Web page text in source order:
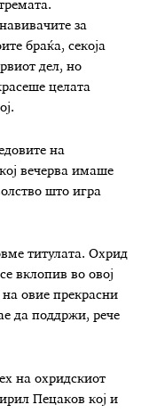
за
браќа, секоја
дел, но
целата
на
вечерва имаше
што игра
титулата. Охрид
вклопив во овој
овие прекрасни
да поддржи, рече
на охридскиот
Пецаков кој и